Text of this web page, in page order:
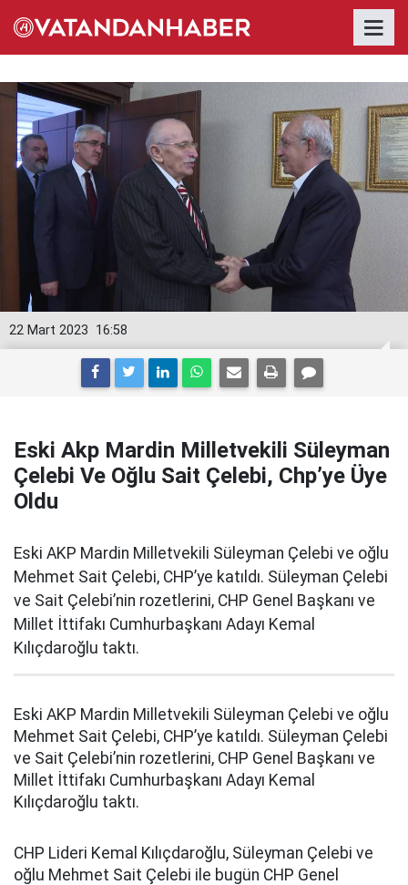
16:58
22 Mart 2023
Eski Akp Mardin Milletvekili Süleyman
Çelebi Ve Oğlu Sait Çelebi, Chp’ye Üye
Oldu
Eski AKP Mardin Milletvekili Süleyman Çelebi ve oğlu
Mehmet Sait Çelebi, CHP’ye katıldı. Süleyman Çelebi
ve Sait Çelebi’nin rozetlerini, CHP Genel Başkanı ve
Millet İttifakı Cumhurbaşkanı Adayı Kemal
Kılıçdaroğlu taktı.
Eski AKP Mardin Milletvekili Süleyman Çelebi ve oğlu
Mehmet Sait Çelebi, CHP’ye katıldı. Süleyman Çelebi
ve Sait Çelebi’nin rozetlerini, CHP Genel Başkanı ve
Millet İttifakı Cumhurbaşkanı Adayı Kemal
Kılıçdaroğlu taktı.
CHP Lideri Kemal Kılıçdaroğlu, Süleyman Çelebi ve
oğlu Mehmet Sait Çelebi ile bugün CHP Genel